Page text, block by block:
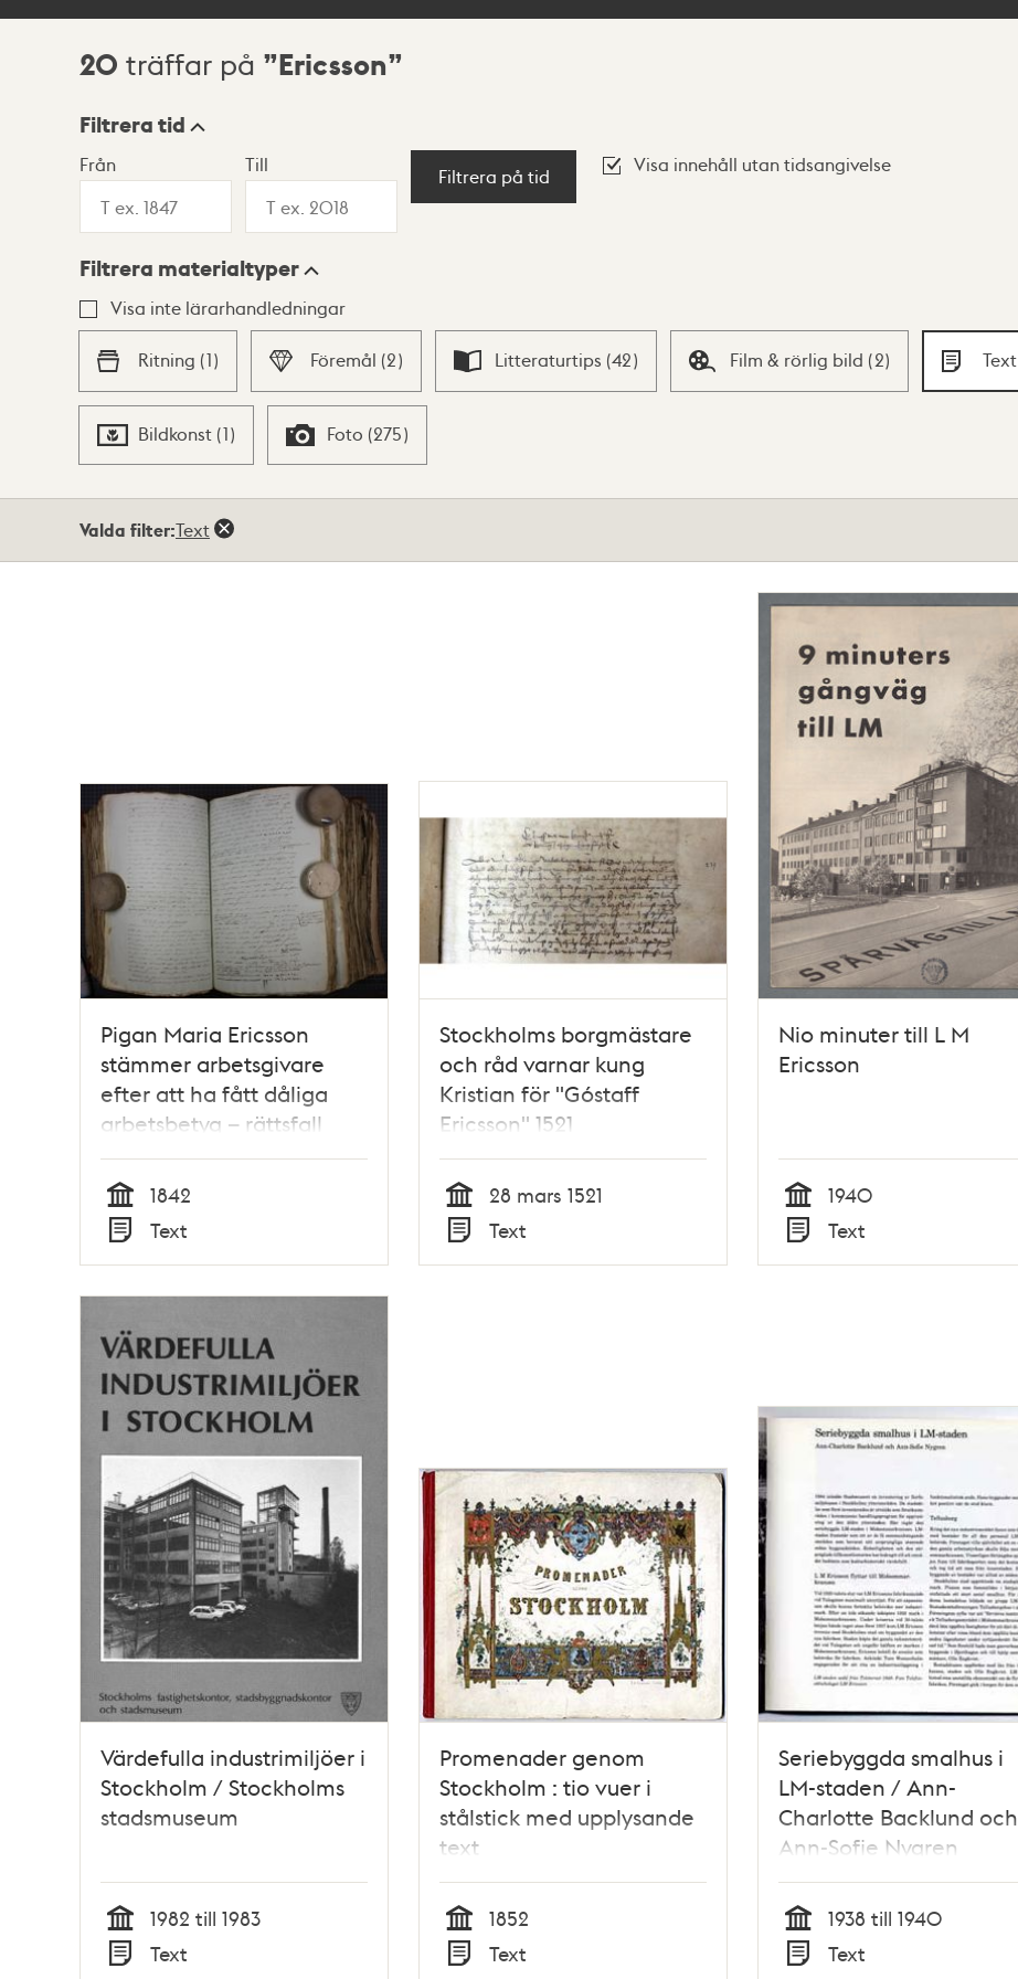
Sökresultat
20 träffar på Ericsson
Visningsläge
Lista Karta
Filtrera tid
Från Till
Filtrera på tid
Visa innehåll utan tidsangivelse
Filtrera materialtyper
Visa inte lärarhandledningar
Ritning (1) Föremål (2) Litteraturtips (42) Film & rörlig bild (2) Text
Bildkonst (1) Foto (275)
Valda filter:Text
Pigan Maria Ericsson
stämmer arbetsgivare
efter att ha fått dåliga
arbetsbetyg – rättsfall
1842
Tid
1842
Typ
Text
Stockholms borgmästare
och råd varnar kung
Kristian för "Góstaff
Ericsson" 1521
Tid
28 mars 1521
Typ
Text
Nio minuter till L M
Ericsson
Tid
1940
Typ
Text
Värdefulla industrimiljöer i
Stockholm / Stockholms
stadsmuseum
Tid
1982 till 1983
Text
Promenader genom
Stockholm : tio vuer i
stålstick med upplysande
text
Tid
1852
Text
Seriebyggda smalhus i
LM-staden / Ann-
Charlotte Backlund och
Ann-Sofie Nygren
Tid
1938 till 1940
Text